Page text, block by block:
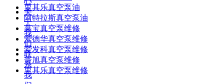
关
于
我
们
联
系
我
里其乐真空泵油
阿特拉斯真空泵油
莱宝真空泵维修
爱德华真空泵维修
爱发科真空泵维修
普旭真空泵维修
里其乐真空泵维修